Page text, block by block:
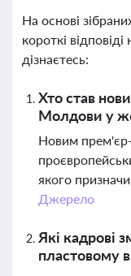
На основі
короткі
дізнаєтесь:
Хто став
Молдови у
Новим
якого
Джерело
Які кадрові
пластовому